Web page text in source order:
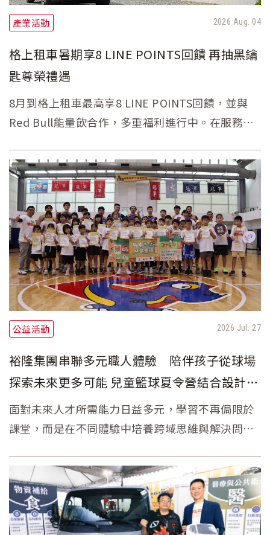
產業活動 2026 Aug. 04
格上租車暑期享8 LINE POINTS回饋 再抽黑鑰
匙尊榮禮遇
8月到格上租車最高享8 LINE POINTS回饋，並與
Red Bull能量飲合作，多重福利進行中。在服務
上共享路邊租還再新增北市萬華、大同及南港三
區，展現提供優良品質服務的決心。
公益活動 2026 Jul. 27
裕隆集團串聯多元職人體驗 陪伴孩子從球場
探索未來更多可能 兒童籃球夏令營結合設計、
工程課程 培養團隊合作、創意思維與自主學
習力
面對未來人才所需能力日益多元，學習不再侷限於
課堂，而是在不同體驗中培養跨域思維與解決問題
今年「裕隆兒童籃球夏令營」整合集團汽車本業、
裕隆城場域及創新教育資源，規劃籃球訓練、電動
遙控車、汽車職人體驗、百貨職人體驗及SDGs永續
挑戰等多元課程，打造結合運動、職涯探索與實作